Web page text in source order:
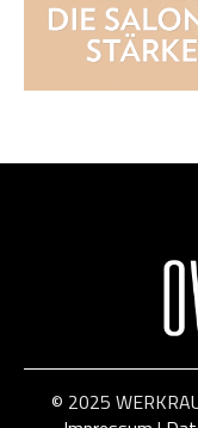
© 2025